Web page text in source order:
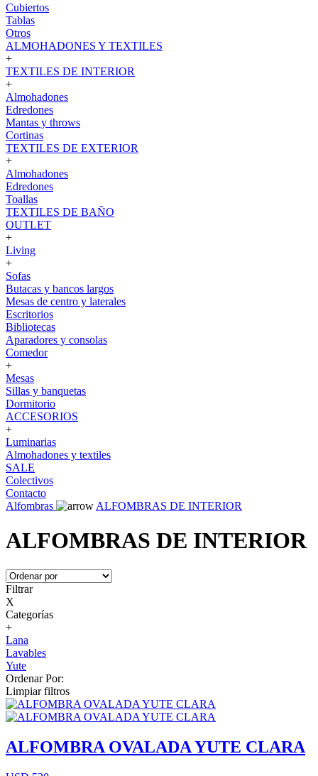
Cubiertos
Tablas
Otros
ALMOHADONES Y TEXTILES
+
TEXTILES DE INTERIOR
+
Almohadones
Edredones
Mantas y throws
Cortinas
TEXTILES DE EXTERIOR
+
Almohadones
Edredones
Toallas
TEXTILES DE BAÑO
OUTLET
+
Living
+
Sofas
Butacas y bancos largos
Mesas de centro y laterales
Escritorios
Bibliotecas
Aparadores y consolas
Comedor
+
Mesas
Sillas y banquetas
Dormitorio
ACCESORIOS
+
Luminarias
Almohadones y textiles
SALE
Colectivos
Contacto
Alfombras
ALFOMBRAS DE INTERIOR
ALFOMBRAS DE INTERIOR
Filtrar
X
Categorías
+
Lana
Lavables
Yute
Ordenar Por:
Limpiar filtros
ALFOMBRA OVALADA YUTE CLARA